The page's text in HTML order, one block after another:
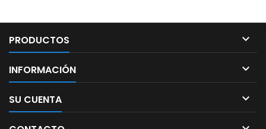
PRODUCTOS 
INFORMACIÓN 
SU CUENTA 